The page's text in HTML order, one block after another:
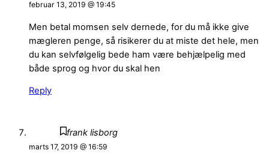
februar 13, 2019 @ 19:45
Men betal momsen selv dernede, for du må ikke give
mægleren penge, så risikerer du at miste det hele, men
du kan selvfølgelig bede ham være behjælpelig med
både sprog og hvor du skal hen
Reply
frank lisborg
marts 17, 2019 @ 16:59